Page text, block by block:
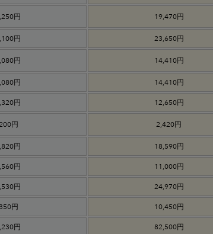
円 19,470円
円
23,650円
円 14,410円
円 14,410円
円
12,650円
円 2,420円
円 18,590円
円 11,000円
円 24,970円
円 10,450円
円 82,500円